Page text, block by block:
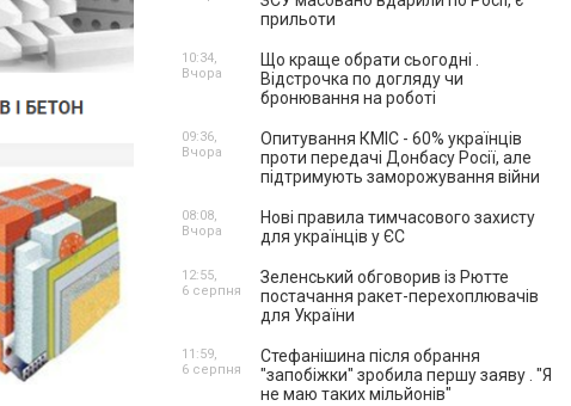
прильоти
Що краще обрати сьогодні .
Відстрочка по догляду чи
бронювання на роботі
10:34,
Вчора
Опитування КМІС - 60% українців
проти передачі Донбасу Росії, але
підтримують заморожування війни
09:36,
Вчора
Нові правила тимчасового захисту
для українців у ЄС
08:08,
Вчора
Зеленський обговорив із Рютте
постачання ракет-перехоплювачів
для України
12:55,
6 серпня
Стефанішина після обрання
"запобіжки" зробила першу заяву . "Я
не маю таких мільйонів"
11:59,
6 серпня